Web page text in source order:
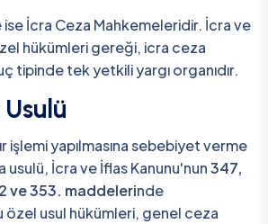
ise İcra Ceza Mahkemeleridir. İcra ve
hükümleri gereği, icra ceza
tipinde tek yetkili yargı organıdır.
işlemi yapılmasına sebebiyet verme
usulü, İcra ve İflas Kanunu'nun347,
ve 353. maddelerinde
özel usul hükümleri, genel ceza